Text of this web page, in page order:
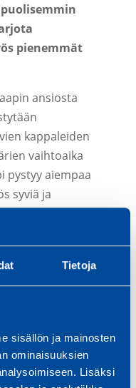
Tietoja
sisällön ja mainosten
ominaisuuksien
Lisäksi
pienemmät
ansiosta
kappaleiden
vaihtoaika
pystyy aiempaa
syviä ja
tarvetta
tarttuvuus on
on entistä
on ennen
ja